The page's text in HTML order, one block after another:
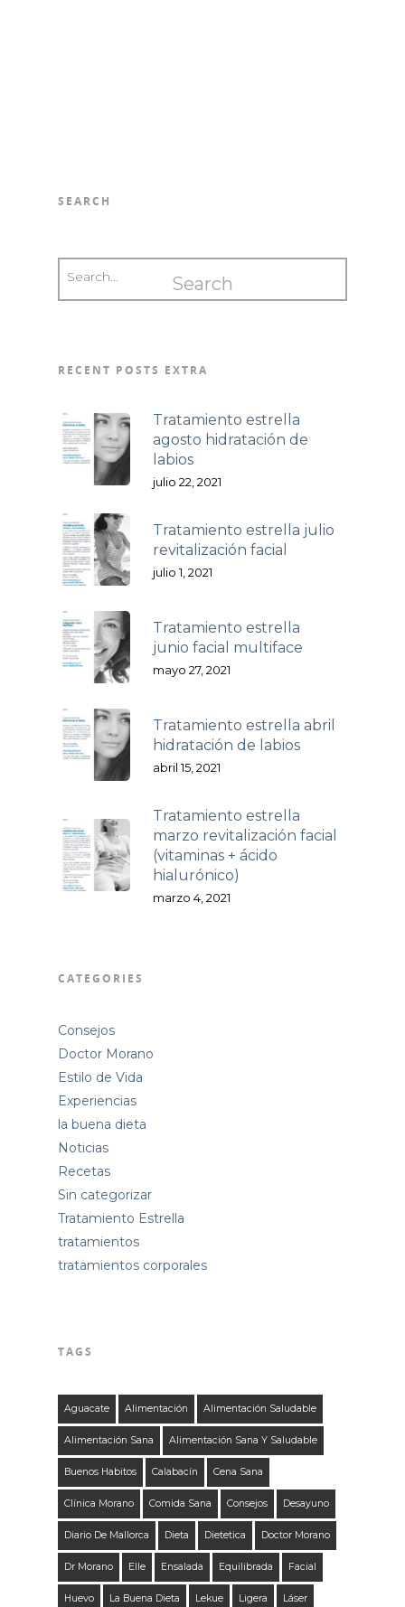
SEARCH
RECENT POSTS EXTRA
Tratamiento estrella
agosto hidratación de
labios
julio 22, 2021
Tratamiento estrella julio
revitalización facial
julio 1, 2021
Tratamiento estrella
junio facial multiface
mayo 27, 2021
Tratamiento estrella abril
hidratación de labios
abril 15, 2021
Tratamiento estrella
marzo revitalización facial
(vitaminas + ácido
hialurónico)
marzo 4, 2021
CATEGORIES
Consejos
Doctor Morano
Estilo de Vida
Experiencias
la buena dieta
Noticias
Recetas
Sin categorizar
Tratamiento Estrella
tratamientos
tratamientos corporales
TAGS
Aguacate Alimentación Alimentación Saludable
Alimentación Sana Alimentación Sana Y Saludable
Buenos Habitos Calabacín Cena Sana
Clínica Morano Comida Sana Consejos Desayuno
Diario De Mallorca Dieta Dietetica Doctor Morano
Dr Morano Elle Ensalada Equilibrada Facial
Huevo La Buena Dieta Lekue Ligera Láser